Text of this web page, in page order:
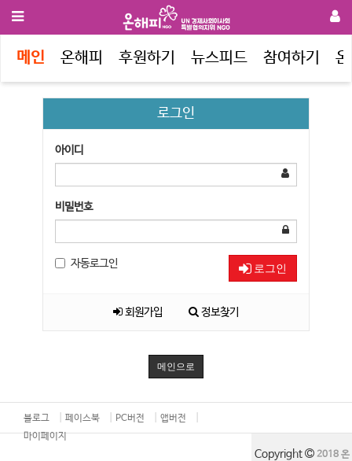
메인 온해피 후원하기 뉴스피드 참여하기
로그인
아이디
비밀번호
자동로그인 로그인
회원가입 정보찾기
메인으로
블로그 페이스북 PC버전
앱버전
마이페이지
Copyright
2018 온